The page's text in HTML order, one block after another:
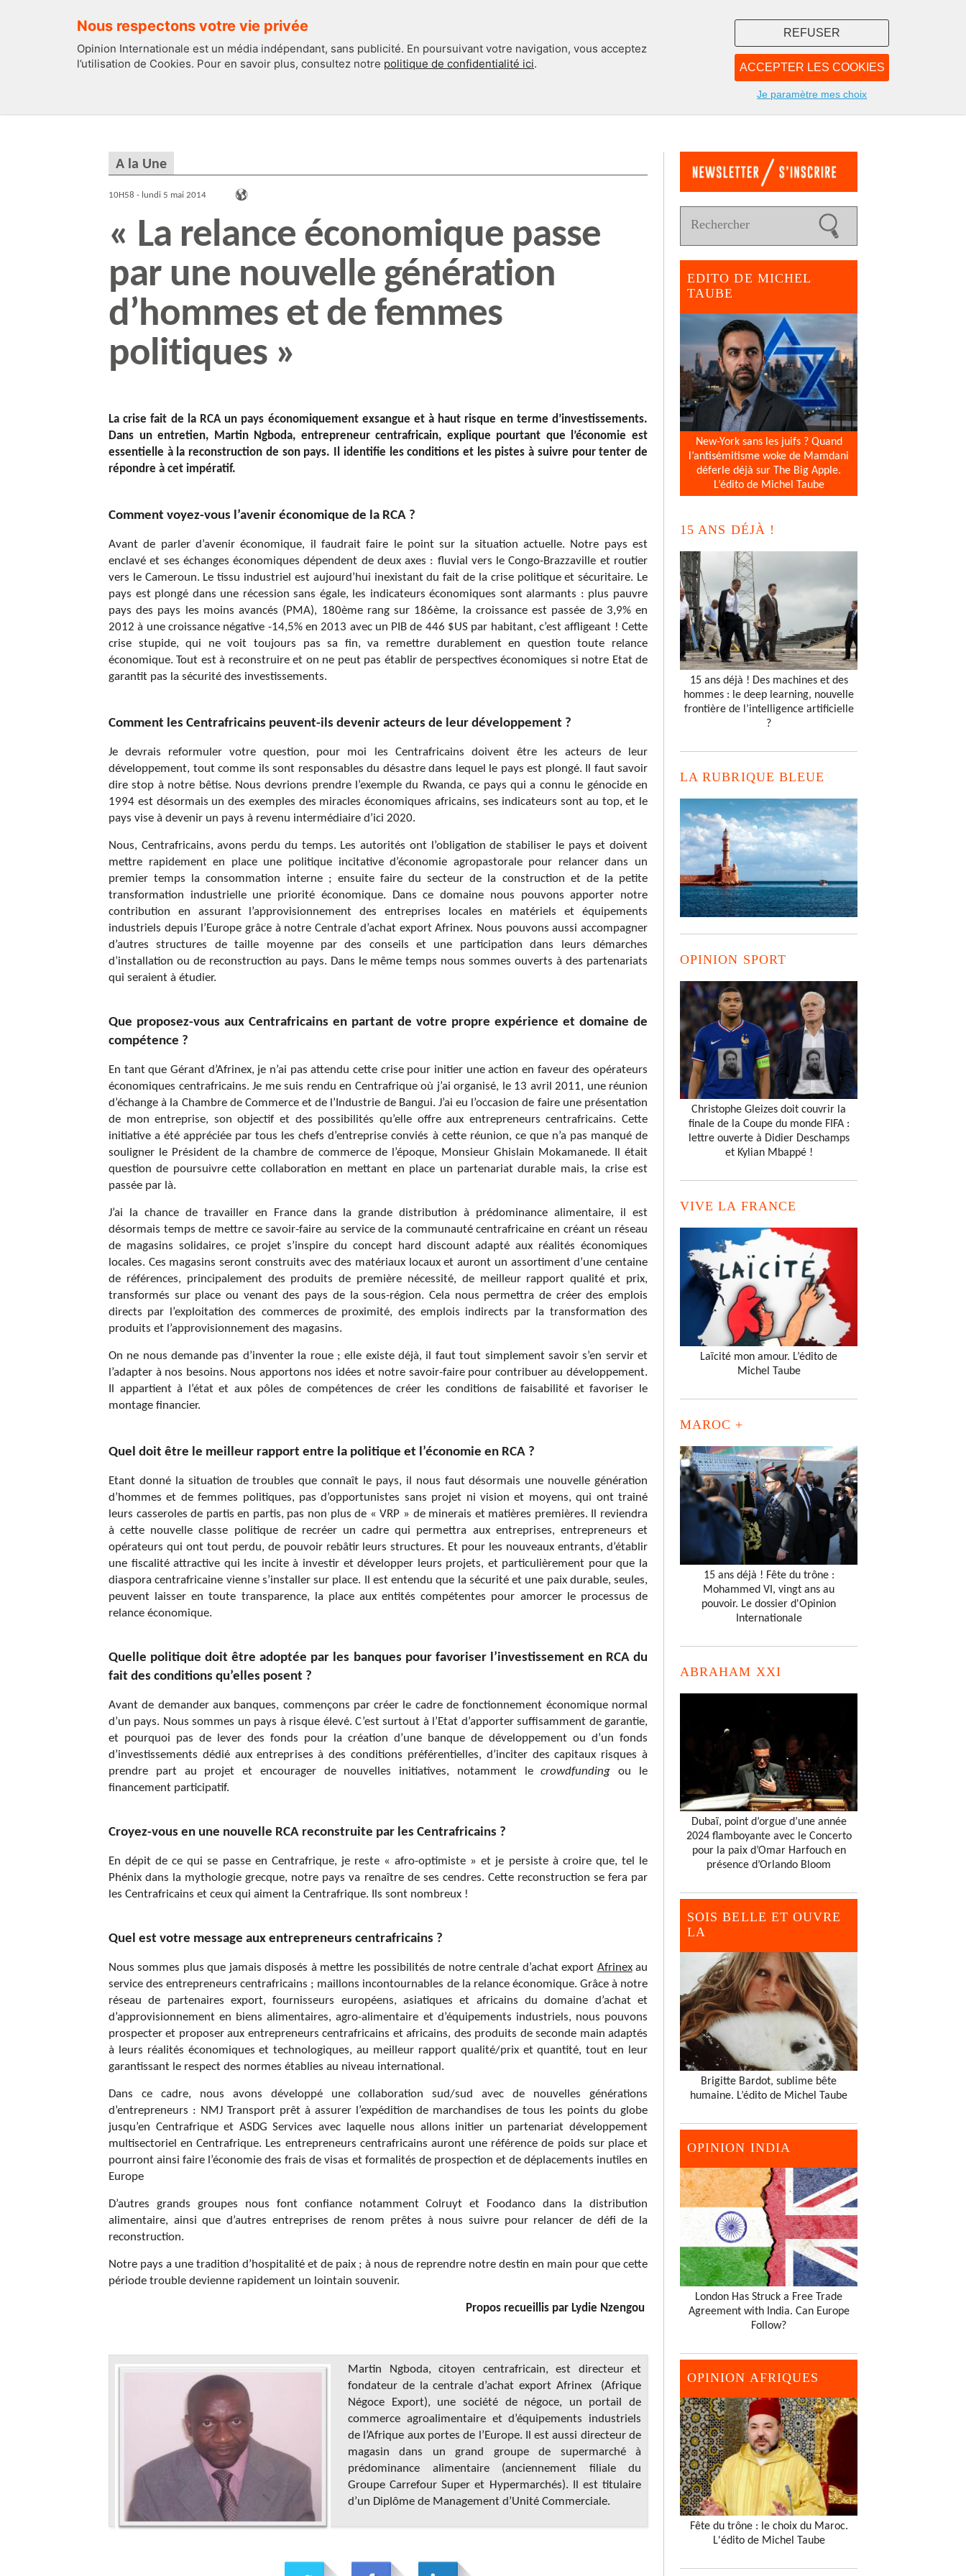
Nous respectons votre vie privée
Opinion Internationale est un média indépendant, sans publicité. En poursuivant votre navigation, vous acceptez
l’utilisation de Cookies. Pour en savoir plus, consultez notre politique de confidentialité ici. ACCEPTER LES COOKIES
REFUSER
Je paramètre mes choix
NOUS
A la Une
10H58 - lundi 5 mai 2014
« La relance économique passe
par une nouvelle génération
d’hommes et de femmes
politiques »
La crise fait de la RCA un pays économiquement exsangue et à haut risque en terme d’investissements.
Dans un entretien, Martin Ngboda, entrepreneur centrafricain, explique pourtant que l’économie est
essentielle à la reconstruction de son pays. Il identifie les conditions et les pistes à suivre pour tenter de
répondre à cet impératif.
Comment voyez-vous l’avenir économique de la RCA ?
Avant de parler d’avenir économique, il faudrait faire le point sur la situation actuelle. Notre pays est
enclavé et ses échanges économiques dépendent de deux axes : fluvial vers le Congo-Brazzaville et routier
vers le Cameroun. Le tissu industriel est aujourd’hui inexistant du fait de la crise politique et sécuritaire. Le
pays est plongé dans une récession sans égale, les indicateurs économiques sont alarmants : plus pauvre
pays des pays les moins avancés (PMA), 180ème rang sur 186ème, la croissance est passée de 3,9% en
2012 à une croissance négative -14,5% en 2013 avec un PIB de 446 $US par habitant, c’est affligeant ! Cette
crise stupide, qui ne voit toujours pas sa fin, va remettre durablement en question toute relance
économique. Tout est à reconstruire et on ne peut pas établir de perspectives économiques si notre Etat de
garantit pas la sécurité des investissements.
Comment les Centrafricains peuvent-ils devenir acteurs de leur développement ?
Je devrais reformuler votre question, pour moi les Centrafricains doivent être les acteurs de leur
développement, tout comme ils sont responsables du désastre dans lequel le pays est plongé. Il faut savoir
dire stop à notre bêtise. Nous devrions prendre l’exemple du Rwanda, ce pays qui a connu le génocide en
1994 est désormais un des exemples des miracles économiques africains, ses indicateurs sont au top, et le
pays vise à devenir un pays à revenu intermédiaire d’ici 2020.
Nous, Centrafricains, avons perdu du temps. Les autorités ont l’obligation de stabiliser le pays et doivent
mettre rapidement en place une politique incitative d’économie agropastorale pour relancer dans un
premier temps la consommation interne ; ensuite faire du secteur de la construction et de la petite
transformation industrielle une priorité économique. Dans ce domaine nous pouvons apporter notre
contribution en assurant l’approvisionnement des entreprises locales en matériels et équipements
industriels depuis l’Europe grâce à notre Centrale d’achat export Afrinex. Nous pouvons aussi accompagner
d’autres structures de taille moyenne par des conseils et une participation dans leurs démarches
d’installation ou de reconstruction au pays. Dans le même temps nous sommes ouverts à des partenariats
qui seraient à étudier.
Que proposez-vous aux Centrafricains en partant de votre propre expérience et domaine de
compétence ?
En tant que Gérant d’Afrinex, je n’ai pas attendu cette crise pour initier une action en faveur des opérateurs
économiques centrafricains. Je me suis rendu en Centrafrique où j’ai organisé, le 13 avril 2011, une réunion
d’échange à la Chambre de Commerce et de l’Industrie de Bangui. J’ai eu l’occasion de faire une présentation
de mon entreprise, son objectif et des possibilités qu’elle offre aux entrepreneurs centrafricains. Cette
initiative a été appréciée par tous les chefs d’entreprise conviés à cette réunion, ce que n’a pas manqué de
souligner le Président de la chambre de commerce de l’époque, Monsieur Ghislain Mokamanede. Il était
question de poursuivre cette collaboration en mettant en place un partenariat durable mais, la crise est
passée par là.
J’ai la chance de travailler en France dans la grande distribution à prédominance alimentaire, il est
désormais temps de mettre ce savoir-faire au service de la communauté centrafricaine en créant un réseau
de magasins solidaires, ce projet s’inspire du concept hard discount adapté aux réalités économiques
locales. Ces magasins seront construits avec des matériaux locaux et auront un assortiment d’une centaine
de références, principalement des produits de première nécessité, de meilleur rapport qualité et prix,
transformés sur place ou venant des pays de la sous-région. Cela nous permettra de créer des emplois
directs par l’exploitation des commerces de proximité, des emplois indirects par la transformation des
produits et l’approvisionnement des magasins.
On ne nous demande pas d’inventer la roue ; elle existe déjà, il faut tout simplement savoir s’en servir et
l’adapter à nos besoins. Nous apportons nos idées et notre savoir-faire pour contribuer au développement.
Il appartient à l’état et aux pôles de compétences de créer les conditions de faisabilité et favoriser le
montage financier.
Quel doit être le meilleur rapport entre la politique et l’économie en RCA ?
Etant donné la situation de troubles que connaît le pays, il nous faut désormais une nouvelle génération
d’hommes et de femmes politiques, pas d’opportunistes sans projet ni vision et moyens, qui ont trainé
leurs casseroles de partis en partis, pas non plus de « VRP » de minerais et matières premières. Il reviendra
à cette nouvelle classe politique de recréer un cadre qui permettra aux entreprises, entrepreneurs et
opérateurs qui ont tout perdu, de pouvoir rebâtir leurs structures. Et pour les nouveaux entrants, d’établir
une fiscalité attractive qui les incite à investir et développer leurs projets, et particulièrement pour que la
diaspora centrafricaine vienne s’installer sur place. Il est entendu que la sécurité et une paix durable, seules,
peuvent laisser en toute transparence, la place aux entités compétentes pour amorcer le processus de
relance économique.
Quelle politique doit être adoptée par les banques pour favoriser l’investissement en RCA du
fait des conditions qu’elles posent ?
Avant de demander aux banques, commençons par créer le cadre de fonctionnement économique normal
d’un pays. Nous sommes un pays à risque élevé. C’est surtout à l’Etat d’apporter suffisamment de garantie,
et pourquoi pas de lever des fonds pour la création d’une banque de développement ou d’un fonds
d’investissements dédié aux entreprises à des conditions préférentielles, d’inciter des capitaux risques à
prendre part au projet et encourager de nouvelles initiatives, notamment lecrowdfundingou le
financement participatif.
Croyez-vous en une nouvelle RCA reconstruite par les Centrafricains ?
En dépit de ce qui se passe en Centrafrique, je reste « afro-optimiste » et je persiste à croire que, tel le
Phénix dans la mythologie grecque, notre pays va renaître de ses cendres. Cette reconstruction se fera par
les Centrafricains et ceux qui aiment la Centrafrique. Ils sont nombreux !
Quel est votre message aux entrepreneurs centrafricains ?
Nous sommes plus que jamais disposés à mettre les possibilités de notre centrale d’achat export Afrinexau
service des entrepreneurs centrafricains ; maillons incontournables de la relance économique. Grâce à notre
réseau de partenaires export, fournisseurs européens, asiatiques et africains du domaine d’achat et
d’approvisionnement en biens alimentaires, agro-alimentaire et d’équipements industriels, nous pouvons
prospecter et proposer aux entrepreneurs centrafricains et africains, des produits de seconde main adaptés
à leurs réalités économiques et technologiques, au meilleur rapport qualité/prix et quantité, tout en leur
garantissant le respect des normes établies au niveau international.
Dans ce cadre, nous avons développé une collaboration sud/sud avec de nouvelles générations
d’entrepreneurs : NMJ Transport prêt à assurer l’expédition de marchandises de tous les points du globe
jusqu’en Centrafrique et ASDG Services avec laquelle nous allons initier un partenariat développement
multisectoriel en Centrafrique. Les entrepreneurs centrafricains auront une référence de poids sur place et
pourront ainsi faire l’économie des frais de visas et formalités de prospection et de déplacements inutiles en
Europe
D’autres grands groupes nous font confiance notamment Colruyt et Foodanco dans la distribution
alimentaire, ainsi que d’autres entreprises de renom prêtes à nous suivre pour relancer de défi de la
reconstruction.
Notre pays a une tradition d’hospitalité et de paix ; à nous de reprendre notre destin en main pour que cette
période trouble devienne rapidement un lointain souvenir.
Propos recueillis par Lydie Nzengou
Martin Ngboda, citoyen centrafricain, est directeur et
fondateur de la centrale d’achat export Afrinex (Afrique
Négoce Export), une société de négoce, un portail de
commerce agroalimentaire et d’équipements industriels
de l’Afrique aux portes de l’Europe. Il est aussi directeur de
magasin dans un grand groupe de supermarché à
prédominance alimentaire (anciennement filiale du
Groupe Carrefour Super et Hypermarchés). Il est titulaire
d’un Diplôme de Management d’Unité Commerciale.
EDITO DE MICHEL
TAUBE
New-York sans les juifs ? Quand
l’antisémitisme woke de Mamdani
déferle déjà sur The Big Apple.
L’édito de Michel Taube
15 ANS DÉJÀ !
15 ans déjà ! Des machines et des
hommes : le deep learning, nouvelle
frontière de l’intelligence artificielle
?
LA RUBRIQUE BLEUE
OPINION SPORT
Christophe Gleizes doit couvrir la
finale de la Coupe du monde FIFA :
lettre ouverte à Didier Deschamps
et Kylian Mbappé !
VIVE LA FRANCE
Laïcité mon amour. L’édito de
Michel Taube
MAROC +
15 ans déjà ! Fête du trône :
Mohammed VI, vingt ans au
pouvoir. Le dossier d'Opinion
Internationale
ABRAHAM XXI
Dubaï, point d’orgue d’une année
2024 flamboyante avec le Concerto
pour la paix d’Omar Harfouch en
présence d’Orlando Bloom
SOIS BELLE ET OUVRE
LA
Brigitte Bardot, sublime bête
humaine. L’édito de Michel Taube
OPINION INDIA
London Has Struck a Free Trade
Agreement with India. Can Europe
Follow?
OPINION AFRIQUES
Fête du trône : le choix du Maroc.
L'édito de Michel Taube